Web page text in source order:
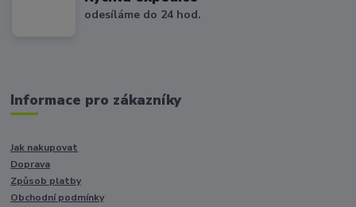
odesíláme do 24 hod.
Informace pro zákazníky
Jak nakupovat
Doprava
Způsob platby
Obchodní podmínky